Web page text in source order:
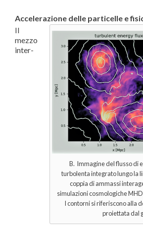
Accelerazione delle particelle e
B. Immagine del flusso di
turbolenta integrato lungo la
coppia di ammassi
simulazioni cosmologiche
I contorni si riferiscono alla
proiettata dal
Il
mezzo
inter-